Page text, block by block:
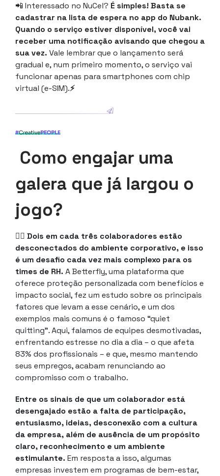
📲 Interessado no NuCel? É simples! Basta se
cadastrar na lista de espera no app do Nubank.
Quando o serviço estiver disponível, você vai
receber uma notificação avisando que chegou a
sua vez. Vale lembrar que o lançamento será
gradual e, num primeiro momento, o serviço vai
funcionar apenas para smartphones com chip
virtual (e-SIM).⚡
Como engajar uma
galera que já largou o
jogo?
😮‍💨 Dois em cada três colaboradores estão
desconectados do ambiente corporativo, e isso
é um desafio cada vez mais complexo para os
times de RH. A Betterfly, uma plataforma que
oferece proteção personalizada com benefícios e
impacto social, fez um estudo sobre os principais
fatores que levam a esse cenário, e um dos
exemplos mais comuns é o famoso “quiet
quitting”. Aqui, falamos de equipes desmotivadas,
enfrentando estresse no dia a dia – o que afeta
83% dos profissionais – e que, mesmo mantendo
seus empregos, acabam renunciando ao
compromisso com o trabalho.
Entre os sinais de que um colaborador está
desengajado estão a falta de participação,
entusiasmo, ideias, desconexão com a cultura
da empresa, além de ausência de um propósito
claro, reconhecimento e um ambiente
estimulante. Em resposta a isso, algumas
empresas investem em programas de bem-estar,